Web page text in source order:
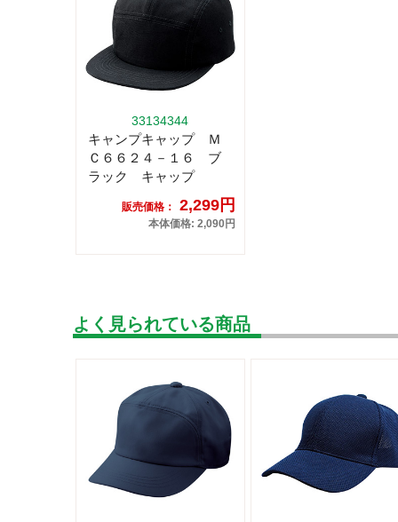
33134344
キャンプキャップ Ｍ
Ｃ６６２４－１６ ブ
ラック キャップ
販売価格： 2,299円
本体価格: 2,090円
よく見られている商品